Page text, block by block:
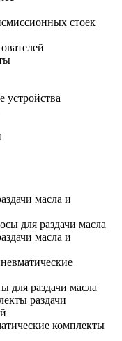
стоек
устройства
масла и
для раздачи масла
масла и
для раздачи масла
раздачи
комплекты